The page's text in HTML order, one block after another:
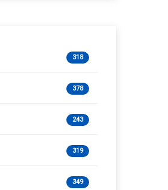
318
378
243
319
349